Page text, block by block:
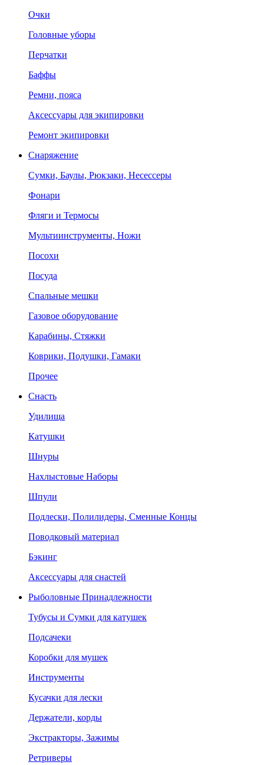
Очки
Головные уборы
Перчатки
Баффы
Ремни, пояса
Аксессуары для экипировки
Ремонт экипировки
Снаряжение
Сумки, Баулы, Рюкзаки, Несессеры
Фонари
Фляги и Термосы
Мультиинструменты, Ножи
Посохи
Посуда
Спальные мешки
Газовое оборудование
Карабины, Стяжки
Коврики, Подушки, Гамаки
Прочее
Снасть
Удилища
Катушки
Шнуры
Нахлыстовые Наборы
Шпули
Подлески, Полилидеры, Сменные Концы
Поводковый материал
Бэкинг
Аксессуары для снастей
Рыболовные Принадлежности
Тубусы и Сумки для катушек
Подсачеки
Коробки для мушек
Инструменты
Кусачки для лески
Держатели, корды
Экстракторы, Зажимы
Ретриверы